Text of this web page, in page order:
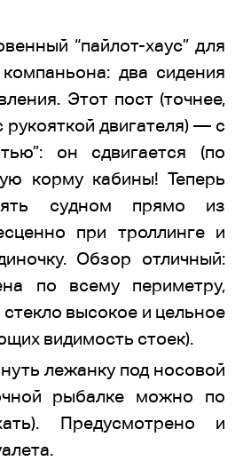
“пайлот-хаус” для
два сидения
Этот пост (точнее,
рукояткой двигателя) — с
он сдвигается (по
корму кабины! Теперь
судном прямо из
при троллинге и
Обзор отличный:
по всему периметру,
высокое и цельное
видимость стоек).
лежанку под носовой
рыбалке можно по
Предусмотрено и